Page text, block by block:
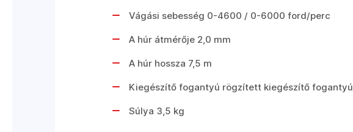
Vágási sebesség 0-4600 / 0-6000 ford/perc
A húr átmérője 2,0 mm
A húr hossza 7,5 m
Kiegészítő fogantyú rögzített kiegészítő fogantyú
Súlya 3,5 kg